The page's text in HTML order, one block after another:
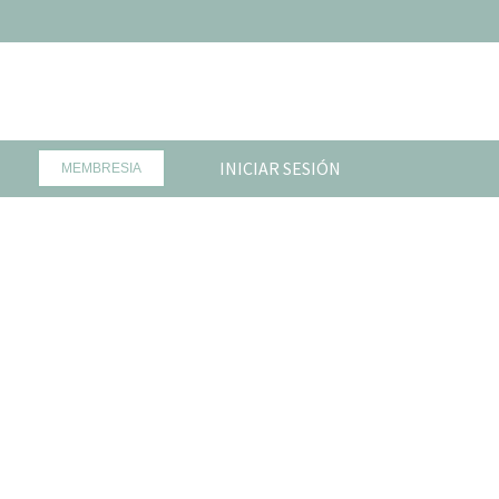
MEMBRESIA INICIAR SESIÓN